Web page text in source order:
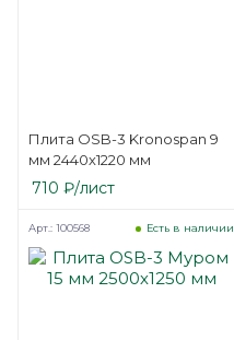
Плита OSB-3 Kronospan 9
мм 2440х1220 мм
710 ₽/лист
Есть в наличии
Арт.: 100568